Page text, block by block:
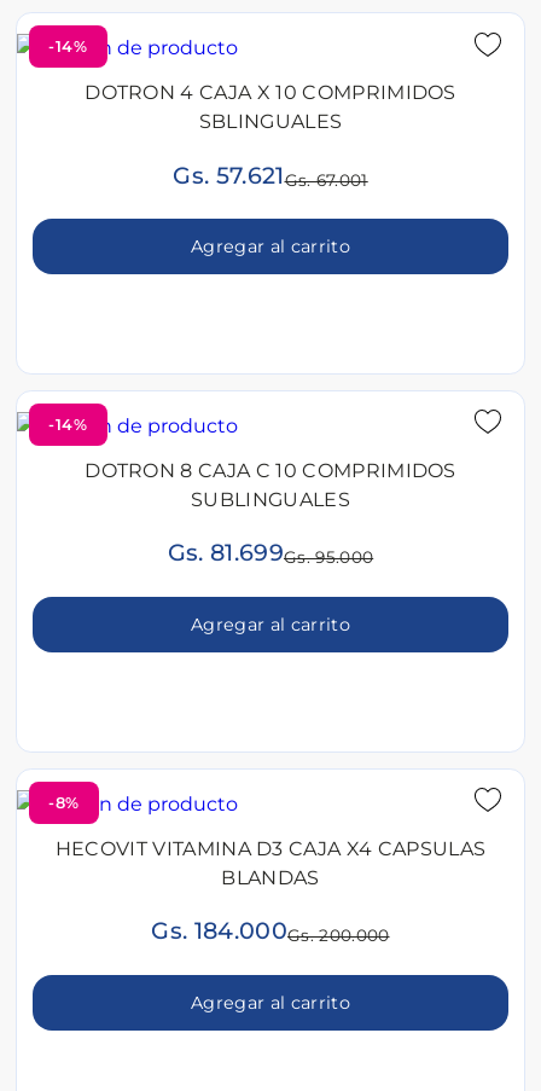
-14%
DOTRON 4 CAJA X 10 COMPRIMIDOS
SBLINGUALES
Gs. 57.621Gs. 67.001
Agregar al carrito
-14%
DOTRON 8 CAJA C 10 COMPRIMIDOS
SUBLINGUALES
Gs. 81.699Gs. 95.000
Agregar al carrito
-8%
HECOVIT VITAMINA D3 CAJA X4 CAPSULAS
BLANDAS
Gs. 184.000Gs. 200.000
Agregar al carrito